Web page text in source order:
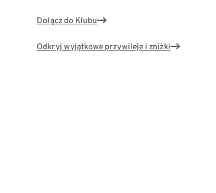
Dołącz do Klubu
Odkryj wyjątkowe przywileje i zniżki